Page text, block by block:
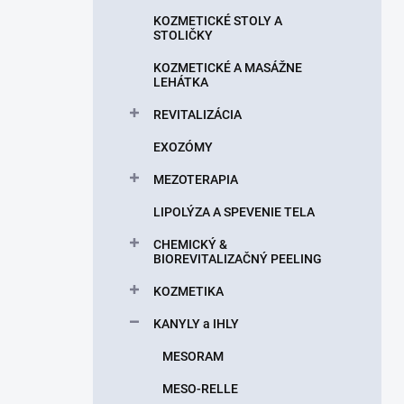
KOZMETICKÉ STOLY A
STOLIČKY
KOZMETICKÉ A MASÁŽNE
LEHÁTKA
REVITALIZÁCIA
EXOZÓMY
MEZOTERAPIA
LIPOLÝZA A SPEVENIE TELA
CHEMICKÝ &
BIOREVITALIZAČNÝ PEELING
KOZMETIKA
KANYLY a IHLY
MESORAM
MESO-RELLE